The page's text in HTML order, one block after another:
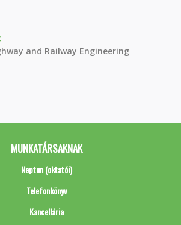
and Railway Engineering
MUNKATÁRSAKNAK
Neptun (oktatói)
Telefonkönyv
Kancellária